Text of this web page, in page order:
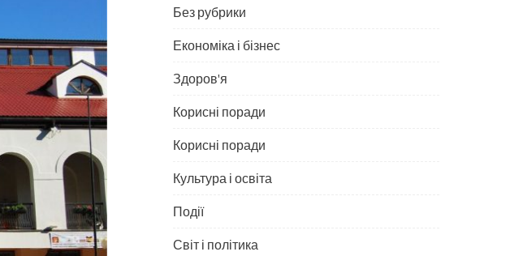
Без рубрики
Економіка і бізнес
Здоров'я
Корисні поради
Корисні поради
Культура і освіта
Події
Світ і політика